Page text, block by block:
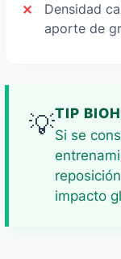
Densidad
aporte de
💡TIP
Si se
impacto